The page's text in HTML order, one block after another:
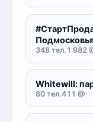
348 тел. 1 982
Whitewill:
80 тел.411 @